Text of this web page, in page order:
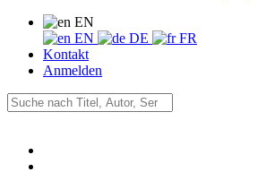
EN
EN
DE
FR
Kontakt
Anmelden